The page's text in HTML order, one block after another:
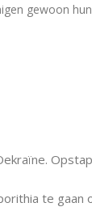
gewoon
te gaan